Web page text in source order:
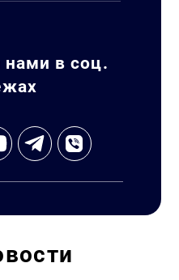
нами в соц.